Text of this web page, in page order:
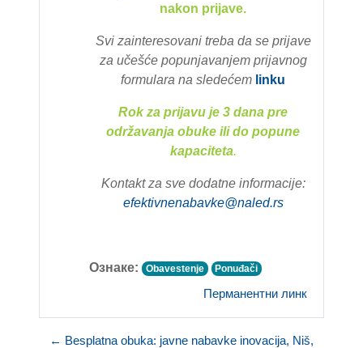
nakon prijave.
Svi zainteresovani treba da se prijave
za učešće popunjavanjem prijavnog
formulara na sledećem linku
Rok za prijavu je 3 dana pre
održavanja obuke ili do popune
kapaciteta.
Kontakt za sve dodatne informacije:
efektivnenabavke@naled.rs
Ознаке: Obavestenje Ponuđači
Перманентни линк
← Besplatna obuka: javne nabavke inovacija, Niš,